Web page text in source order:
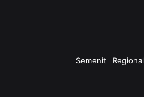
Semenit Regional